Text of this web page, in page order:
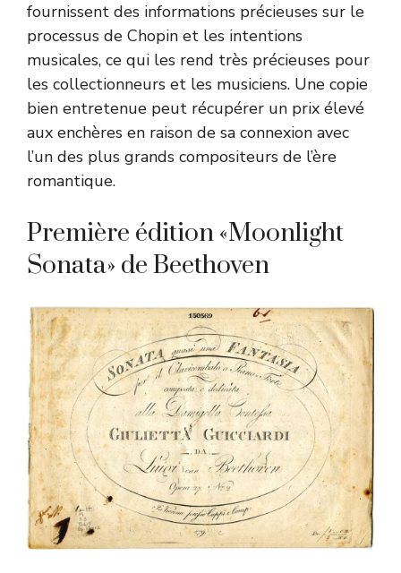
fournissent des informations précieuses sur le
processus de Chopin et les intentions
musicales, ce qui les rend très précieuses pour
les collectionneurs et les musiciens. Une copie
bien entretenue peut récupérer un prix élevé
aux enchères en raison de sa connexion avec
l’un des plus grands compositeurs de l’ère
romantique.
Première édition «Moonlight
Sonata» de Beethoven